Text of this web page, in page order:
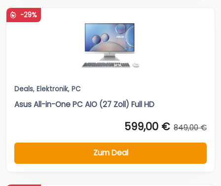
-29%
Deals, Elektronik, PC
Asus All-in-One PC AIO (27 Zoll) Full HD
599,00 € 849,00 €
Zum Deal